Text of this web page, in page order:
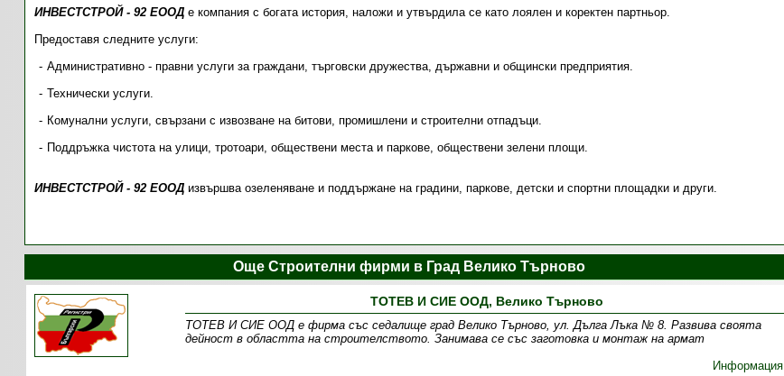
ИНВЕСТСТРОЙ - 92 ЕООДе компания с богата история, наложи и утвърдила се като лоялен и коректен партньор.
Предоставя следните услуги:
Административно - правни услуги за граждани, търговски дружества, държавни и общински предприятия.
Технически услуги.
Комунални услуги, свързани с извозване на битови, промишлени и строителни отпадъци.
Поддръжка чистота на улици, тротоари, обществени места и паркове, обществени зелени площи.
ИНВЕСТСТРОЙ - 92 ЕООДизвършва озеленяване и поддържане на градини, паркове, детски и спортни площадки и други.
Още Строителни фирми в Град Велико Търново
ТОТЕВ И СИЕ ООД, Велико Търново
ТОТЕВ И СИЕ ООД е фирма със седалище град Велико Търново, ул. Дълга Лъка № 8. Развива своята
дейност в областта на строителството. Занимава се със заготовка и монтаж на армат
Информация